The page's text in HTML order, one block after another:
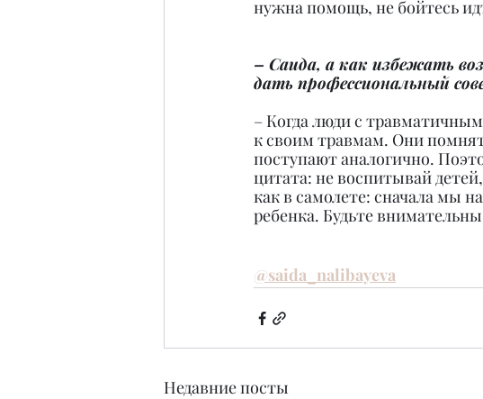
нужна помощь, не бойтесь
– Саида, а как избежать
дать профессиональный
– Когда люди с
к своим травмам. Они
поступают аналогично.
цитата: не воспитывай
как в самолете: сначала мы
ребенка. Будьте
@saida_nalibayeva
Недавние посты